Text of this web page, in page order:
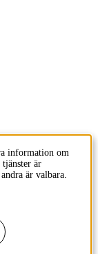
information om
tjänster är
är valbara.